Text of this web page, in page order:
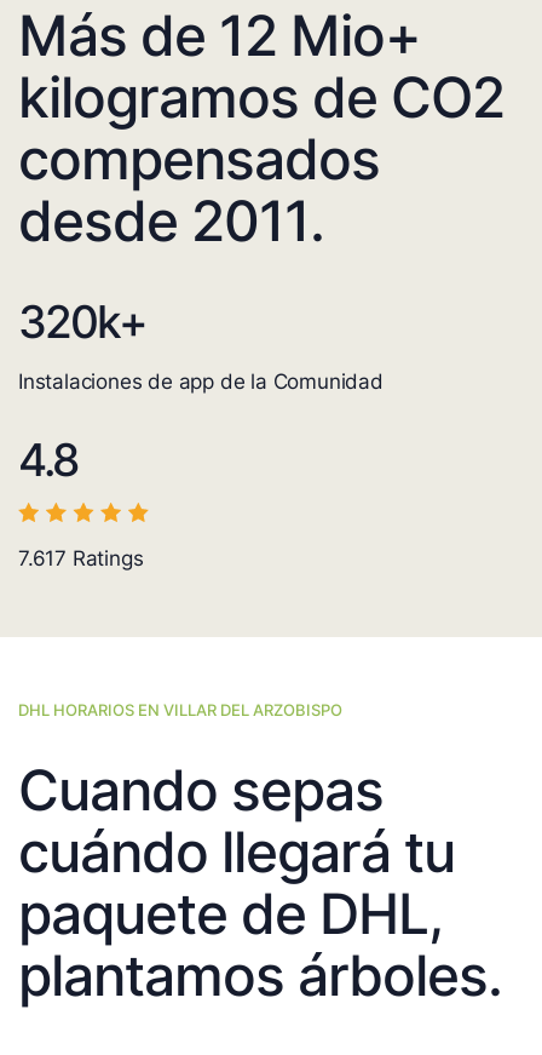
Más de 12 Mio+
kilogramos de CO2
compensados
desde 2011.
320k+
Instalaciones de app de la Comunidad
4.8
7.617 Ratings
DHL HORARIOS EN VILLAR DEL ARZOBISPO
Cuando sepas
cuándo llegará tu
paquete de DHL,
plantamos árboles.